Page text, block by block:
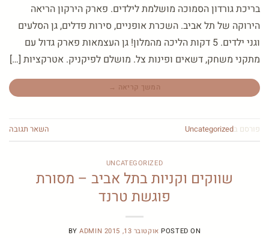
בריכת גורדון הסמוכה מושלמת לילדים. פארק הירקון הריאה
הירוקה של תל אביב. השכרת אופניים, סירות פדלים, גן הסלעים
וגני ילדים. 5 דקות הליכה מהמלון! גן העצמאות פארק גדול עם
מתקני משחק, דשאים ופינות צל. מושלם לפיקניק. אטרקציות […]
המשך קריאה →
פורסם בUncategorized השאר תגובה
UNCATEGORIZED
שווקים וקניות בתל אביב – מסורת
פוגשת טרנד
POSTED ON אוקטובר 13, 2015 BYADMIN